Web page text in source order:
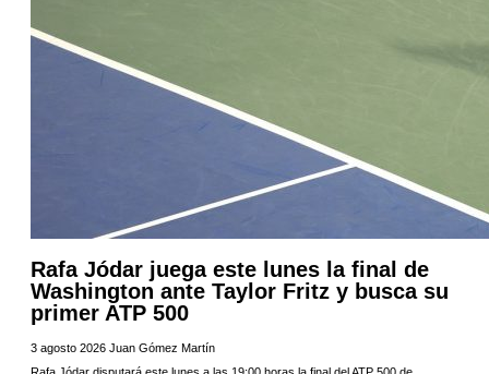
Rafa Jódar juega este lunes la final de
Washington ante Taylor Fritz y busca su
primer ATP 500
3 agosto 2026 Juan Gómez Martín